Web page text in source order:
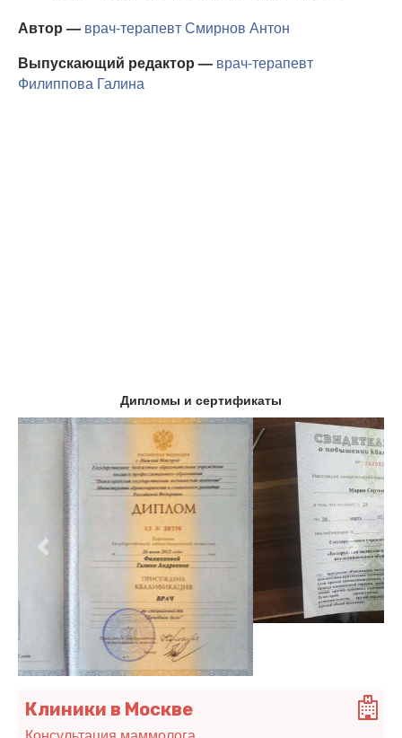
Автор — врач-терапевтСмирнов Антон
Выпускающий редактор — врач-терапевт
Филиппова Галина
Дипломы и сертификаты
Предыдущий
Клиники в Москве
Консультация маммолога
Консультация онкогинеколога
Консультация онколога